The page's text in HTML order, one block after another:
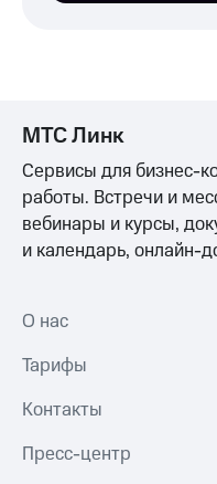
МТС Линк
Сервисы для бизнес-
работы. Встречи и
вебинары и курсы,
и календарь, онлайн-
О нас
Тарифы
Контакты
Пресс-центр